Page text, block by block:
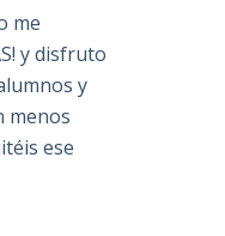
me
y disfruto
y
menos
ese